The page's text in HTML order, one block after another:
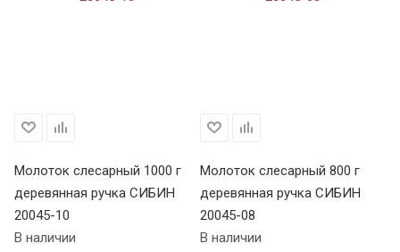
Молоток слесарный 1000 г
деревянная ручка СИБИН
20045-10
В наличии
Молоток слесарный 800 г
деревянная ручка СИБИН
20045-08
В наличии